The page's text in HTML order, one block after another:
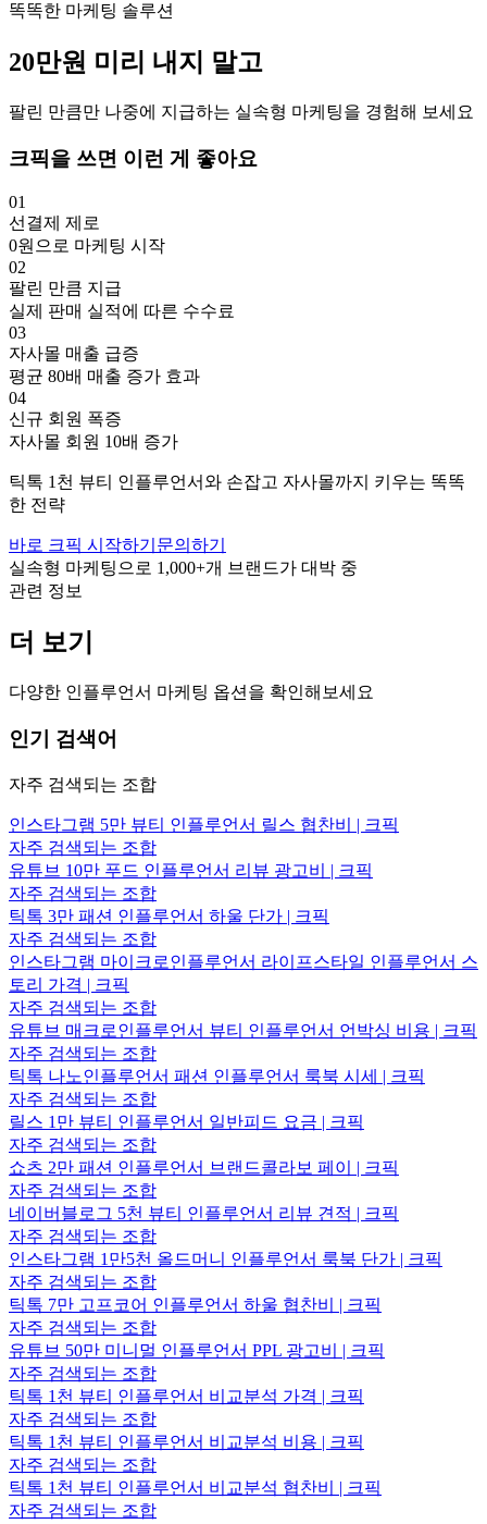
똑똑한 마케팅 솔루션
20만원 미리 내지 말고
팔린 만큼만 나중에 지급하는 실속형 마케팅을 경험해 보세요
크픽을 쓰면 이런 게 좋아요
01
선결제 제로
0원으로 마케팅 시작
02
팔린 만큼 지급
실제 판매 실적에 따른 수수료
03
자사몰 매출 급증
평균 80배 매출 증가 효과
04
신규 회원 폭증
자사몰 회원 10배 증가
틱톡 1천 뷰티 인플루언서와 손잡고 자사몰까지 키우는 똑똑
한 전략
바로 크픽 시작하기 문의하기
실속형 마케팅으로 1,000+개 브랜드가 대박 중
관련 정보
더 보기
다양한 인플루언서 마케팅 옵션을 확인해보세요
인기 검색어
자주 검색되는 조합
인스타그램 5만 뷰티 인플루언서 릴스 협찬비 | 크픽
자주 검색되는 조합
유튜브 10만 푸드 인플루언서 리뷰 광고비 | 크픽
자주 검색되는 조합
틱톡 3만 패션 인플루언서 하울 단가 | 크픽
자주 검색되는 조합
인스타그램 마이크로인플루언서 라이프스타일 인플루언서 스
토리 가격 | 크픽
자주 검색되는 조합
유튜브 매크로인플루언서 뷰티 인플루언서 언박싱 비용 | 크픽
자주 검색되는 조합
틱톡 나노인플루언서 패션 인플루언서 룩북 시세 | 크픽
자주 검색되는 조합
릴스 1만 뷰티 인플루언서 일반피드 요금 | 크픽
자주 검색되는 조합
쇼츠 2만 패션 인플루언서 브랜드콜라보 페이 | 크픽
자주 검색되는 조합
네이버블로그 5천 뷰티 인플루언서 리뷰 견적 | 크픽
자주 검색되는 조합
인스타그램 1만5천 올드머니 인플루언서 룩북 단가 | 크픽
자주 검색되는 조합
틱톡 7만 고프코어 인플루언서 하울 협찬비 | 크픽
자주 검색되는 조합
유튜브 50만 미니멀 인플루언서 PPL 광고비 | 크픽
자주 검색되는 조합
틱톡 1천 뷰티 인플루언서 비교분석 가격 | 크픽
자주 검색되는 조합
틱톡 1천 뷰티 인플루언서 비교분석 비용 | 크픽
자주 검색되는 조합
틱톡 1천 뷰티 인플루언서 비교분석 협찬비 | 크픽
자주 검색되는 조합